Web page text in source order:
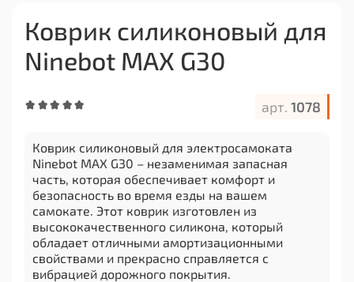
арт. 1078
Коврик силиконовый для
Ninebot MAX G30
Коврик силиконовый для электросамоката
Ninebot MAX G30 – незаменимая запасная
часть, которая обеспечивает комфорт и
безопасность во время езды на вашем
самокате. Этот коврик изготовлен из
высококачественного силикона, который
обладает отличными амортизационными
свойствами и прекрасно справляется с
вибрацией дорожного покрытия.